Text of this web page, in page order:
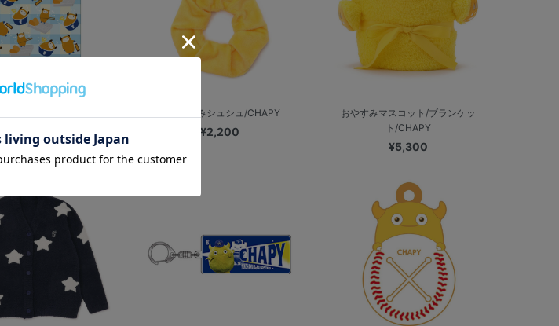
¥1,100
ぬいぐるみシュシュ/CHAPY
¥2,200
おやすみマスコット/ブランケッ
ト/CHAPY
¥5,300